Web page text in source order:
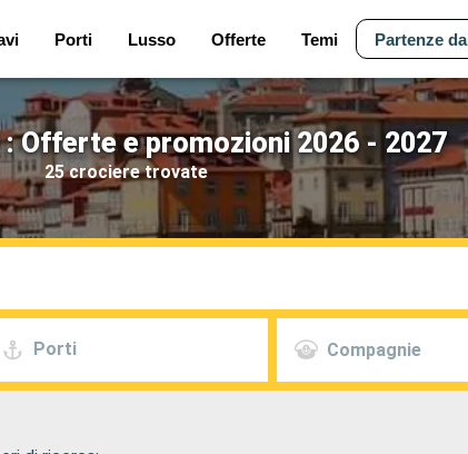
Porti Lusso Offerte Temi Partenze
Offerte e promozioni 2026 - 2027
25 crociere trovate
Porti Compagnie